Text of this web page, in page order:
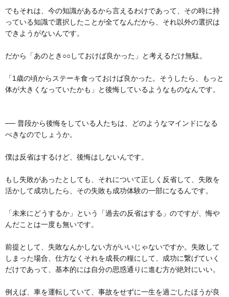
でもそれは、今の知識があるから言えるわけであって、その時に持
っている知識で選択したことが全てなんだから、それ以外の選択は
できようがないんです。
だから「あのとき○○しておけば良かった」と考えるだけ無駄。
「1歳の頃からステーキ食っておけば良かった。そうしたら、もっと
体が大きくなっていたかも」と後悔しているようなものなんです。
── 普段から後悔をしている人たちは、どのようなマインドになる
べきなのでしょうか。
僕は反省はするけど、後悔はしないんです。
もし失敗があったとしても、それについて正しく反省して、失敗を
活かして成功したら、その失敗も成功体験の一部になるんです。
「未来にどうするか」という「過去の反省はする」のですが、悔や
んだことは一度も無いです。
前提として、失敗なんかしない方がいいじゃないですか。失敗して
しまった場合、仕方なくそれを成長の糧にして、成功に繋げていく
だけであって、基本的には自分の思惑通りに進む方が絶対にいい。
例えば、車を運転していて、事故をせずに一生を過ごしたほうが良